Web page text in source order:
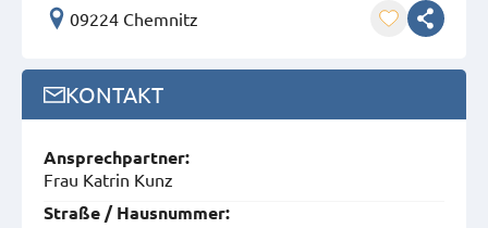
09224 Chemnitz
KONTAKT
Ansprech­partner:
Frau Katrin Kunz
Straße / Hausnummer: